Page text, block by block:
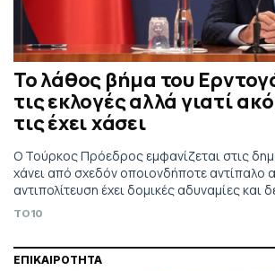
Το λάθος βήμα του
τις εκλογές αλλά γιατί
τις έχει χάσει
Ο Τούρκος Πρόεδρος εμφανίζεται στις
χάνει από σχεδόν οποιονδήποτε αντίπαλο
αντιπολίτευση έχει δομικές αδυναμίες και
ηγέτη.
TO10
ΕΠΙΚΑΙΡΟΤΗΤΑ